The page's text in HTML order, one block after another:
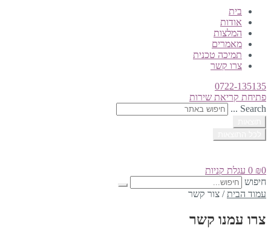
בית
אודות
המלצות
מאמרים
תמיכה טכנית
צרו קשר
0722-135135
פתיחת קריאת שירות
Search ...
₪0
0 עגלת קניות
חיפוש
עמוד הבית / צור קשר
צרו עמנו קשר